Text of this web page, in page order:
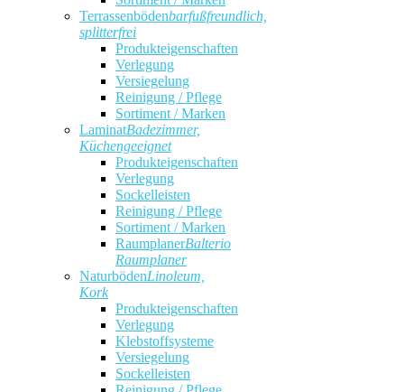
Terrassenbödenbarfußfreundlich,
splitterfrei
Produkteigenschaften
Verlegung
Versiegelung
Reinigung / Pflege
Sortiment / Marken
LaminatBadezimmer,
Küchengeeignet
Produkteigenschaften
Verlegung
Sockelleisten
Reinigung / Pflege
Sortiment / Marken
RaumplanerBalterio
Raumplaner
NaturbödenLinoleum,
Kork
Produkteigenschaften
Verlegung
Klebstoffsysteme
Versiegelung
Sockelleisten